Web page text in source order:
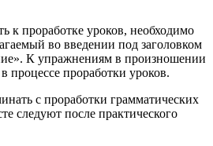
к проработке уроков, необходимо
во введении под заголовком
К упражнениям в произношении
процессе проработки уроков.
с проработки грамматических
следуют после практического